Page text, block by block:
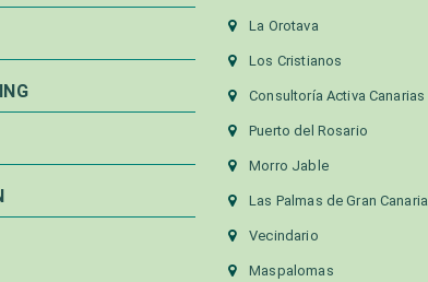
La Orotava
Los Cristianos
Consultoría Activa Canarias
Puerto del Rosario
Morro Jable
Las Palmas de Gran Canaria
Vecindario
Maspalomas